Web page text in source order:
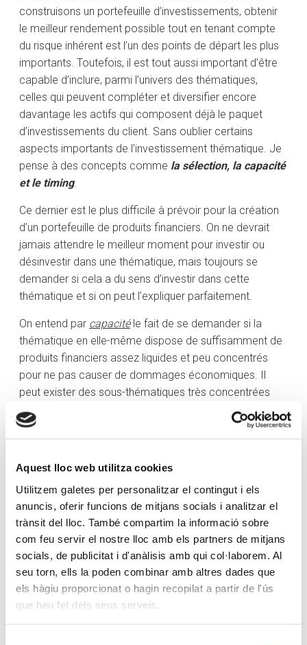
Aquest lloc web utilitza cookies
Utilitzem galetes per personalitzar el contingut i els
anuncis, oferir funcions de mitjans socials i analitzar el
trànsit del lloc. També compartim la informació sobre
com feu servir el nostre lloc amb els partners de mitjans
socials, de publicitat i d'anàlisis amb qui col·laborem. Al
seu torn, ells la poden combinar amb altres dades que
els hàgiu proporcionat o hagin recopilat a partir de l'ús
que heu fet dels seus serveis.
construisons un portefeuille d’investissements, obtenir
le meilleur rendement possible tout en tenant compte
du risque inhérent est l’un des points de départ les plus
importants. Toutefois, il est tout aussi important d’être
capable d’inclure, parmi l’univers des thématiques,
celles qui peuvent compléter et diversifier encore
davantage les actifs qui composent déjà le paquet
d’investissements du client. Sans oublier certains
aspects importants de l’investissement thématique. Je
pense à des concepts comme la sélection, la capacité
et le timing.
Ce dernier est le plus difficile à prévoir pour la création
d’un portefeuille de produits financiers. On ne devrait
jamais attendre le meilleur moment pour investir ou
désinvestir dans une thématique, mais toujours se
demander si cela a du sens d’investir dans cette
thématique et si on peut l’expliquer parfaitement.
On entend par capacitéle fait de se demander si la
thématique en elle-même dispose de suffisamment de
produits financiers assez liquides et peu concentrés
pour ne pas causer de dommages économiques. Il
peut exister des sous-thématiques très concentrées
dans des secteurs et quelques compagnies seulement.
Si la conjoncture économique n’est pas positive à un
moment donné, et qu’une entreprise connaît des
moments difficiles en matière d’évaluation ou d’activité,
cela pourrait toucher directement et négativement les
autres compagnies du secteur, car le niveau de
corrélation entre elles est très élevé.
Enfin, lasélectionjoue aussi un grand rôle.
L’investissement thématique ne trouve pas
naturellement sa place dans de nombreux portefeuilles,
car beaucoup d’investisseurs pensent uniquement et
exclusivement à des compagnies individuelles, à